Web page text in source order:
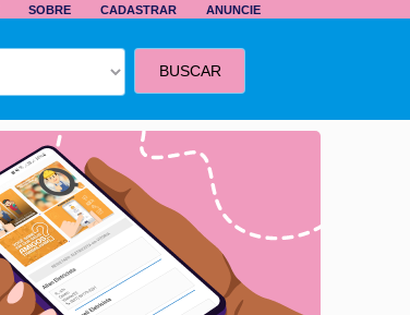
SOBRE CADASTRAR ANUNCIE